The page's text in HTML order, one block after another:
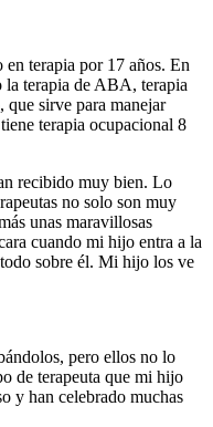
terapia por 17 años. En
la terapia de ABA, terapia
que sirve para manejar
terapia ocupacional 8
recibido muy bien. Lo
no solo son muy
unas maravillosas
cuando mi hijo entra a la
sobre él. Mi hijo los ve
pero ellos no lo
de terapeuta que mi hijo
y han celebrado muchas